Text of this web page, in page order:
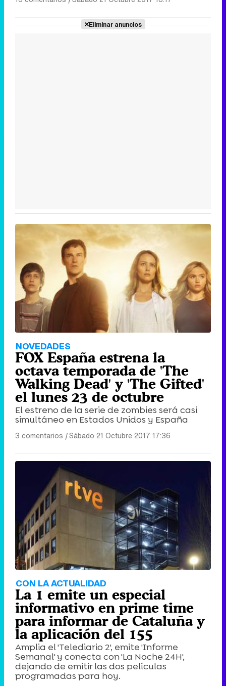
Eliminar anuncios
NOVEDADES
FOX España estrena la
octava temporada de 'The
Walking Dead' y 'The Gifted'
el lunes 23 de octubre
El estreno de la serie de zombies será casi
simultáneo en Estados Unidos y España
3 comentarios |Sábado 21 Octubre 2017 17:36
CON LA ACTUALIDAD
La 1 emite un especial
informativo en prime time
para informar de Cataluña y
la aplicación del 155
Amplia el 'Telediario 2', emite 'Informe
Semanal' y conecta con 'La Noche 24H',
dejando de emitir las dos películas
programadas para hoy.